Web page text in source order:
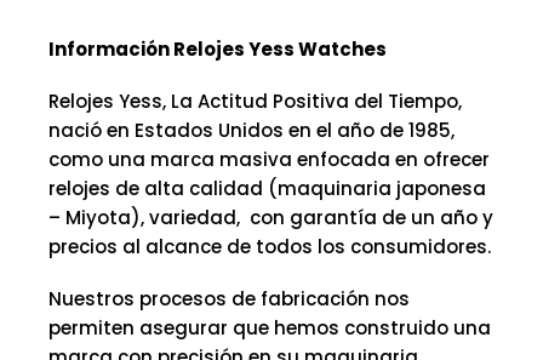
Información Relojes Yess Watches
Relojes Yess, La Actitud Positiva del Tiempo,
nació en Estados Unidos en el año de 1985,
como una marca masiva enfocada en ofrecer
relojes de alta calidad (maquinaria japonesa
– Miyota), variedad, con garantía de un año y
precios al alcance de todos los consumidores.
Nuestros procesos de fabricación nos
permiten asegurar que hemos construido una